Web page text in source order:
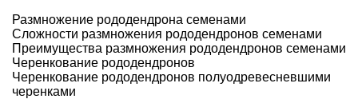
Размножение рододендрона семенами
Сложности размножения рододендронов семенами
Преимущества размножения рододендронов семенами
Черенкование рододендронов
Черенкование рододендронов полуодревесневшими
черенками